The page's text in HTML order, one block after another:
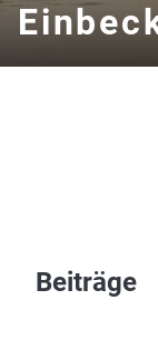
Beiträge